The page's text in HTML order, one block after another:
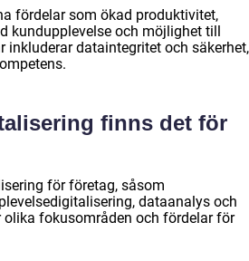
fördelar som ökad produktivitet,
kundupplevelse och möjlighet till
inkluderar dataintegritet och säkerhet,
finns det för
för företag, såsom
dataanalys och
fokusområden och fördelar för